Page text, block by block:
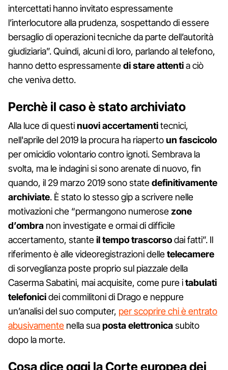
intercettati hanno invitato espressamente
l’interlocutore alla prudenza, sospettando di essere
bersaglio di operazioni tecniche da parte dell’autorità
giudiziaria”. Quindi, alcuni di loro, parlando al telefono,
hanno detto espressamentedi stare attentia ciò
che veniva detto.
Perchè il caso è stato archiviato
Alla luce di questinuoviaccertamentitecnici,
nell'aprile del 2019 la procura ha riapertoun fascicolo
per omicidio volontario contro ignoti. Sembrava la
svolta, ma le indagini si sono arenate di nuovo, fin
quando, il 29 marzo 2019 sono statedefinitivamente
archiviate. È stato lo stesso gip a scrivere nelle
motivazioni che “permangono numerosezone
d’ombra non investigate e ormai di difficile
accertamento, stanteil tempo trascorsodai fatti”. Il
riferimento è alle videoregistrazioni delletelecamere
di sorveglianza poste proprio sul piazzale della
Caserma Sabatini, mai acquisite, come pure itabulati
telefonicidei commilitoni di Drago e neppure
un’analisi del suo computer, per scoprire chi è entrato
abusivamente nella suapostaelettronicasubito
dopo la morte.
Cosa dice oggi la Corte europea dei